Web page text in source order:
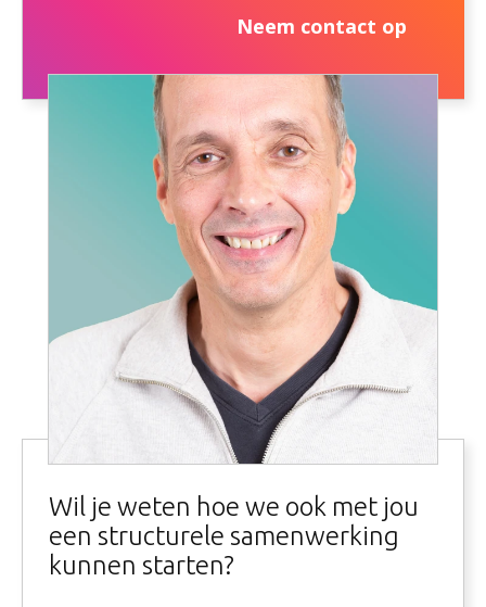
Neem contact op
Wil je weten hoe we ook met jou
een structurele samenwerking
kunnen starten?